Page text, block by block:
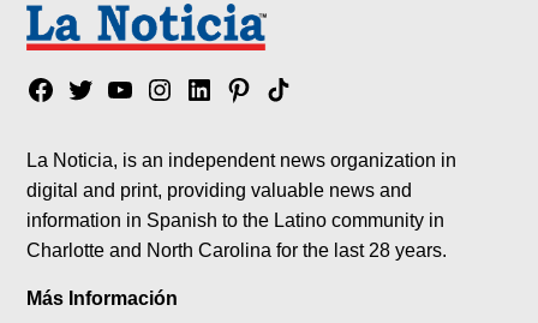
Facebook
TwitterYouTubeInstagram
LinkedinPinterest
Tik
La Noticia, is an independent news organization in
digital and print, providing valuable news and
information in Spanish to the Latino community in
Charlotte and North Carolina for the last 28 years.
Más Información